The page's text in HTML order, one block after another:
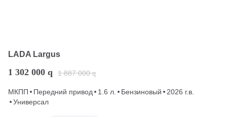
LADA Largus
1 302 000 q 1 887 000 q
МКПП Передний привод 1.6 л. Бензиновый
2026 г.в.
Универсал